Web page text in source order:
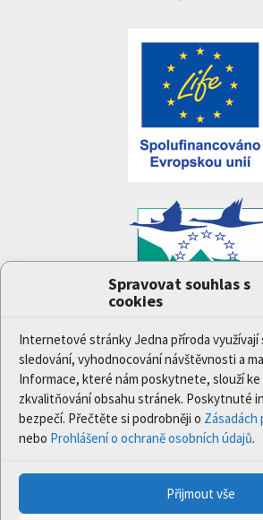
Spravovat souhlas s
cookies
Internetové stránky Jedna příroda využívají
sledování, vyhodnocování návštěvnosti a
Informace, které nám poskytnete, slouží ke
zkvalitňování obsahu stránek. Poskytnuté
bezpečí. Přečtěte si podrobněji o Zásadách
nebo Prohlášení o ochraně osobních údajů.
Přijmout vše
LIFE17/IPE/CZ/000005) byl
nástroje Evropské unie LIFE.
Údaje a informace zveřejněné na
vyjadřují názor či stanovisko pouze
životního prostředí a partnerů
komise není odpovědná za jakékoli
zveřejněných na těchto stránkách.